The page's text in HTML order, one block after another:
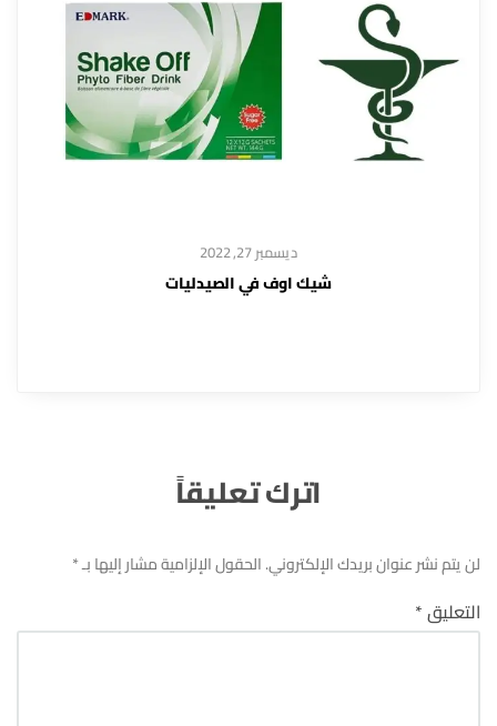
ديسمبر 27, 2022
شيك اوف في الصيدليات
اترك تعليقاً
لن يتم نشر عنوان بريدك الإلكتروني.الحقول الإلزامية مشار إليها بـ*
التعليق*